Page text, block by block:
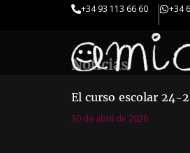
+34 93 113 66 60 +34
Noticias
El curso escolar 24-
30 de abril de 2026